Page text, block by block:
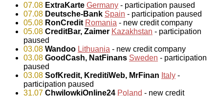
07.08 ExtraKarte Germany - participation paused
07.08 Deutsche-Bank Spain - participation paused
05.08 RonCredit Romania - new credit company
05.08 CreditBar, Zaimer Kazakhstan - participation
paused
03.08 Wandoo Lithuania - new credit company
03.08 GoodCash, NatFinans Sweden - participation
paused
03.08 SofKredit, KreditiWeb, MrFinan Italy -
participation paused
31.07 ChwilowkiOnline24 Poland - new credit